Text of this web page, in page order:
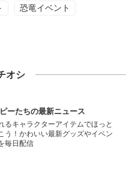
恐竜イベント
オシ
ーたちの最新ニュース
るキャラクターアイテムでほっと
う！かわいい最新グッズやイベン
毎日配信